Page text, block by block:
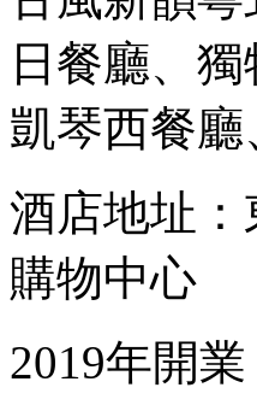
日餐廳、
凱琴西餐廳
酒店地址
購物中心
2019年開